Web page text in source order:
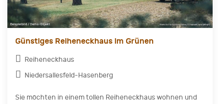
Günstiges Reiheneckhaus im Grünen
Reiheneckhaus
Niedersallesfeld-Hasenberg
Sie möchten in einem tollen Reiheneckhaus wohnen und